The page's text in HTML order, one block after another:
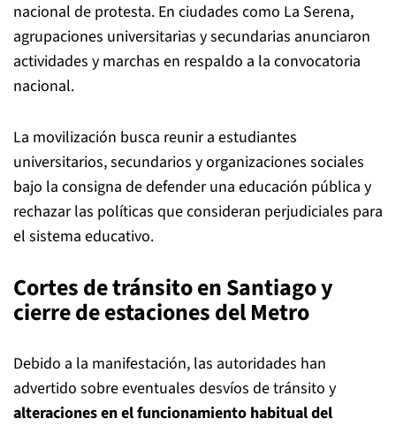
nacional de protesta. En ciudades como La Serena,
agrupaciones universitarias y secundarias anunciaron
actividades y marchas en respaldo a la convocatoria
nacional.
La movilización busca reunir a estudiantes
universitarios, secundarios y organizaciones sociales
bajo la consigna de defender una educación pública y
rechazar las políticas que consideran perjudiciales para
el sistema educativo.
Cortes de tránsito en Santiago y
cierre de estaciones del Metro
Debido a la manifestación, las autoridades han
advertido sobre eventuales desvíos de tránsito y
alteraciones en el funcionamiento habitual del